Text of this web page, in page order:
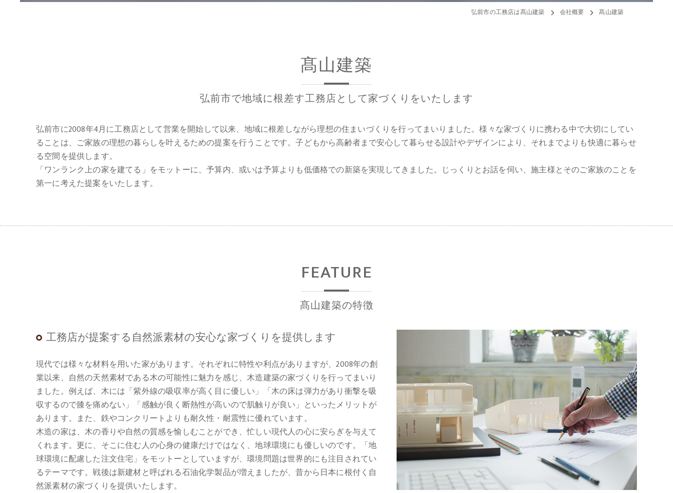
弘前市の工務店は髙山建築 会社概要 髙山建築
弘前市で地域に根差す工務店として家づくりをいたします
髙山建築
弘前市に2008年4月に工務店として営業を開始して以来、地域に根差しながら理想の住まいづくりを行ってまいりました。様々な家づくりに携わる中で大切にしてい
ることは、ご家族の理想の暮らしを叶えるための提案を行うことです。子どもから高齢者まで安心して暮らせる設計やデザインにより、それまでよりも快適に暮らせ
る空間を提供します。
「ワンランク上の家を建てる」をモットーに、予算内、或いは予算よりも低価格での新築を実現してきました。じっくりとお話を伺い、施主様とそのご家族のことを
第一に考えた提案をいたします。
髙山建築の特徴
FEATURE
工務店が提案する自然派素材の安心な家づくりを提供します
現代では様々な材料を用いた家があります。それぞれに特性や利点がありますが、2008年の創
業以来、自然の天然素材である木の可能性に魅力を感じ、木造建築の家づくりを行ってまいり
ました。例えば、木には「紫外線の吸収率が高く目に優しい」「木の床は弾力があり衝撃を吸
収するので膝を痛めない」「感触が良く断熱性が高いので肌触りが良い」といったメリットが
あります。また、鉄やコンクリートよりも耐久性・耐震性に優れています。
木造の家は、木の香りや自然の質感を愉しむことができ、忙しい現代人の心に安らぎを与えて
くれます。更に、そこに住む人の心身の健康だけではなく、地球環境にも優しいのです。「地
球環境に配慮した注文住宅」をモットーとしていますが、環境問題は世界的にも注目されてい
るテーマです。戦後は新建材と呼ばれる石油化学製品が増えましたが、昔から日本に根付く自
然派素材の家づくりを提供いたします。